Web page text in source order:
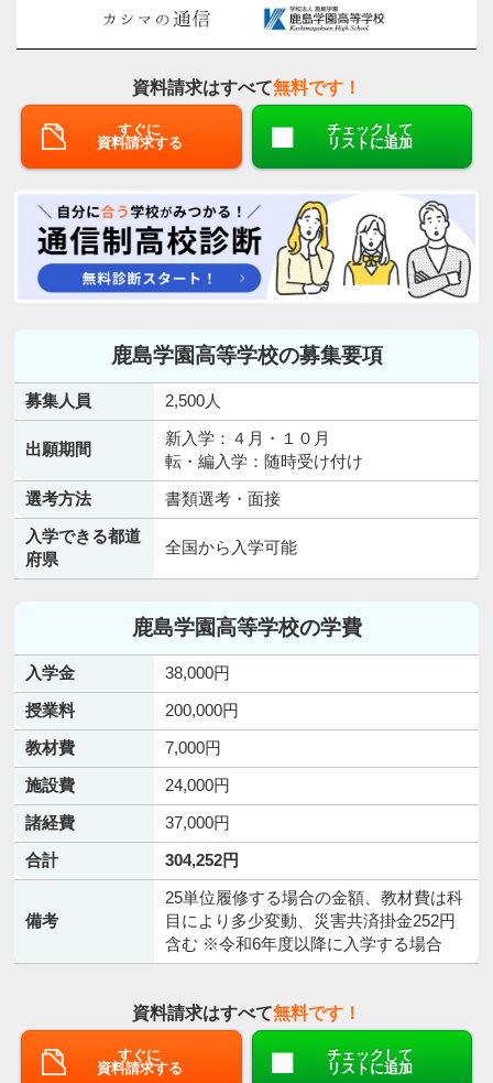
資料請求はすべて無料です！
すぐに
資料請求する
チェックして
リストに追加
鹿島学園高等学校の募集要項
募集人員 2,500人
出願期間
新入学：４月・１０月
転・編入学：随時受け付け
選考方法
書類選考・面接
入学できる都道
府県
全国から入学可能
鹿島学園高等学校の学費
入学金
38,000円
授業料
200,000円
教材費
7,000円
施設費
24,000円
諸経費
37,000円
合計
304,252円
備考
25単位履修する場合の金額、教材費は科
目により多少変動、災害共済掛金252円
含む ※令和6年度以降に入学する場合
資料請求はすべて無料です！
すぐに
資料請求する
チェックして
リストに追加